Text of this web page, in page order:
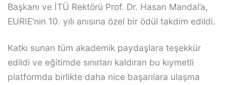
Başkanı ve İTÜ Rektörü Prof. Dr. Hasan Mandal’a,
EURIE’nin 10. yılı anısına özel bir ödül takdim edildi.
Katkı sunan tüm akademik paydaşlara teşekkür
edildi ve eğitimde sınırları kaldıran bu kıymetli
platformda birlikte daha nice başarılara ulaşma